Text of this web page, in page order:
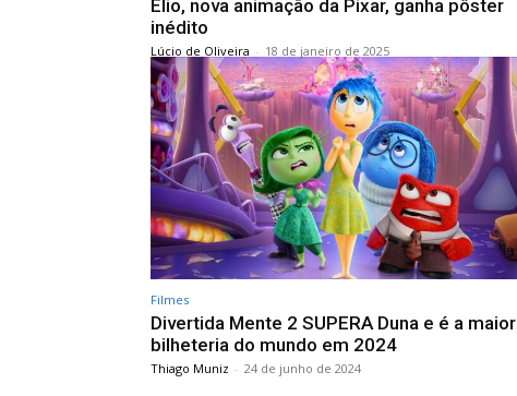
Elio, nova animação da Pixar, ganha pôster
inédito
Lúcio de Oliveira - 18 de janeiro de 2025
Filmes
Divertida Mente 2 SUPERA Duna e é a maior
bilheteria do mundo em 2024
Thiago Muniz - 24 de junho de 2024